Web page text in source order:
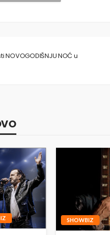
NOVOGODIŠNJU NOĆ u
SHOWBIZ